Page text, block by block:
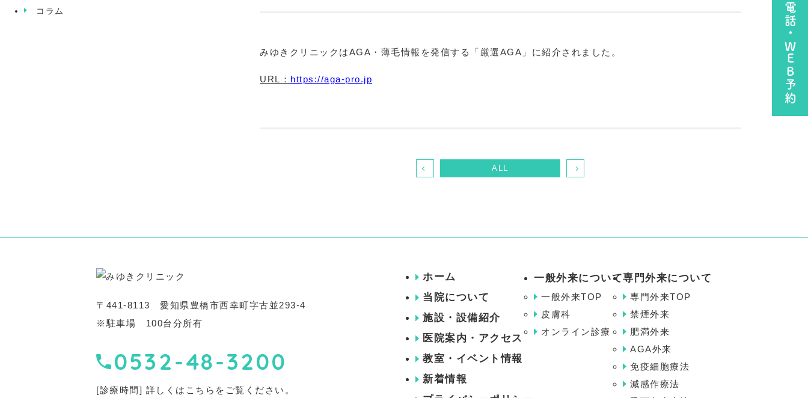
コラム
みゆきクリニックはAGA・薄毛情報を発信する「厳選AGA」に紹介されました。
URL： https://aga-pro.jp
ALL
〒441-8113 愛知県豊橋市西幸町字古並293-4
※駐車場 100台分所有
0532-48-3200
[診療時間] 詳しくはこちらをご覧ください。
ホーム
当院について
施設・設備紹介
医院案内・アクセス
教室・イベント情報
新着情報
一般外来について
一般外来TOP
皮膚科
オンライン診療
専門外来について
専門外来TOP
禁煙外来
肥満外来
AGA外来
免疫細胞療法
減感作療法
電話・WEB予約